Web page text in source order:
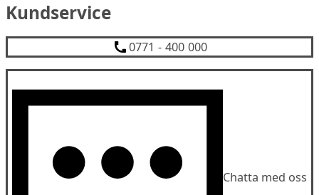
Kundservice
0771 - 400 000
Chatta med oss